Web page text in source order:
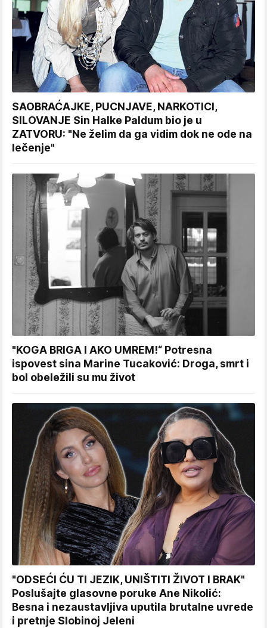
SAOBRAĆAJKE, PUCNJAVE, NARKOTICI,
SILOVANJE Sin Halke Paldum bio je u
ZATVORU: "Ne želim da ga vidim dok ne ode na
lečenje"
"KOGA BRIGA I AKO UMREM!“ Potresna
ispovest sina Marine Tucaković: Droga, smrt i
bol obeležili su mu život
"ODSEĆI ĆU TI JEZIK, UNIŠTITI ŽIVOT I BRAK"
Poslušajte glasovne poruke Ane Nikolić:
Besna i nezaustavljiva uputila brutalne uvrede
i pretnje Slobinoj Jeleni